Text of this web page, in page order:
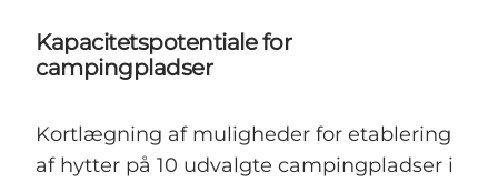
Kontakt
Kapacitetspotentiale for
campingpladser
Kortlægning af muligheder for etablering
af hytter på 10 udvalgte campingpladser i